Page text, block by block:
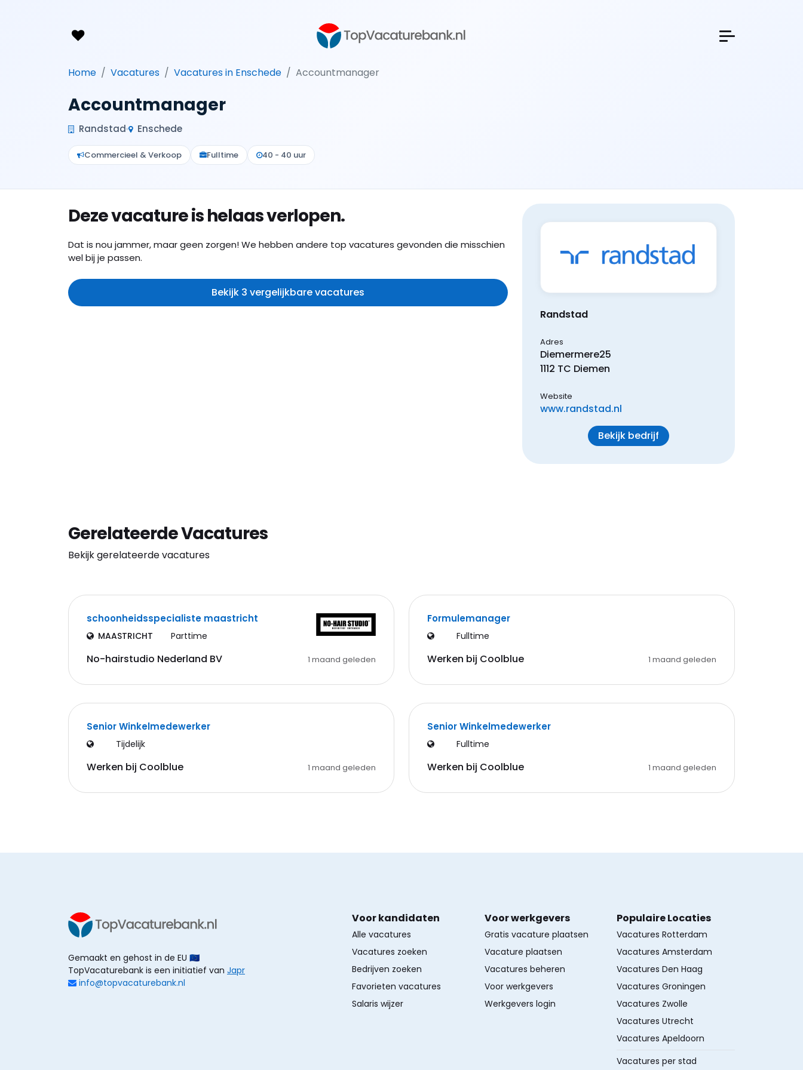
Home Vacatures Vacatures in Enschede Accountmanager
Accountmanager
Randstad Enschede
Commercieel & Verkoop Fulltime 40 - 40 uur
Deze vacature is helaas verlopen.
Dat is nou jammer, maar geen zorgen! We hebben andere top vacatures gevonden die misschien
wel bij je passen.
Bekijk 3 vergelijkbare vacatures
Randstad
Adres
Diemermere25
1112 TC Diemen
Website
www.randstad.nl
Bekijk bedrijf
Gerelateerde Vacatures
Bekijk gerelateerde vacatures
schoonheidsspecialiste maastricht
MAASTRICHT Parttime
No-hairstudio Nederland BV 1 maand geleden
Formulemanager
Fulltime
Werken bij Coolblue 1 maand geleden
Senior Winkelmedewerker
Tijdelijk
Werken bij Coolblue 1 maand geleden
Senior Winkelmedewerker
Fulltime
Werken bij Coolblue 1 maand geleden
Gemaakt en gehost in de EU 🇪🇺
TopVacaturebank is een initiatief van Japr
info@topvacaturebank.nl
Voor kandidaten
Alle vacatures
Vacatures zoeken
Bedrijven zoeken
Favorieten vacatures
Salaris wijzer
Voor werkgevers
Gratis vacature plaatsen
Vacature plaatsen
Vacatures beheren
Voor werkgevers
Werkgevers login
Populaire Locaties
Vacatures Rotterdam
Vacatures Amsterdam
Vacatures Den Haag
Vacatures Groningen
Vacatures Zwolle
Vacatures Utrecht
Vacatures Apeldoorn
Vacatures per stad